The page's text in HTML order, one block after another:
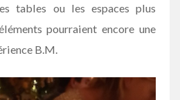
tables ou les espaces plus
pourraient encore une
B.M.